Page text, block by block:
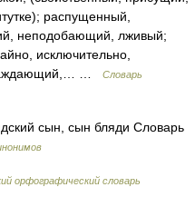
распущенный,
неподобающий, лживый;
исключительно,
…
Словарь
сын, сын бляди Словарь
орфографический словарь